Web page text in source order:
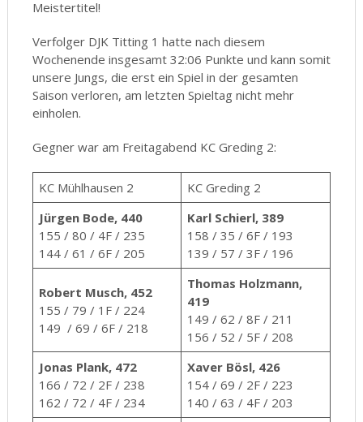
Meistertitel!
Verfolger DJK Titting 1 hatte nach diesem
Wochenende insgesamt 32:06 Punkte und kann somit
unsere Jungs, die erst ein Spiel in der gesamten
Saison verloren, am letzten Spieltag nicht mehr
einholen.
Gegner war am Freitagabend KC Greding 2:
KC Mühlhausen 2
KC Greding 2
Jürgen Bode, 440
155 / 80 / 4F / 235
144 / 61 / 6F / 205
Karl Schierl, 389
158 / 35 / 6F / 193
139 / 57 / 3F / 196
Robert Musch, 452
155 / 79 / 1F / 224
149 / 69 / 6F / 218
Thomas Holzmann,
419
149 / 62 / 8F / 211
156 / 52 / 5F / 208
Jonas Plank, 472
166 / 72 / 2F / 238
162 / 72 / 4F / 234
Xaver Bösl, 426
154 / 69 / 2F / 223
140 / 63 / 4F / 203